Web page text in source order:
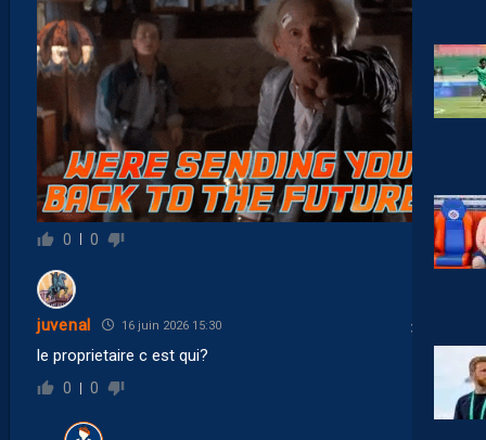
0 0
juvenal 16 juin 2026 15:30
le proprietaire c est qui?
0 0